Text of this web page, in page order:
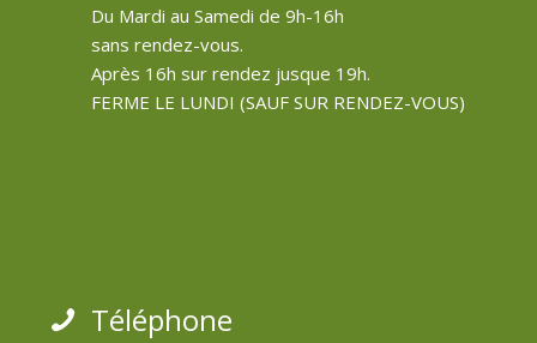
Du Mardi au Samedi de 9h-16h
sans rendez-vous.
Après 16h sur rendez jusque 19h.
FERME LE LUNDI (SAUF SUR RENDEZ-VOUS)
Téléphone